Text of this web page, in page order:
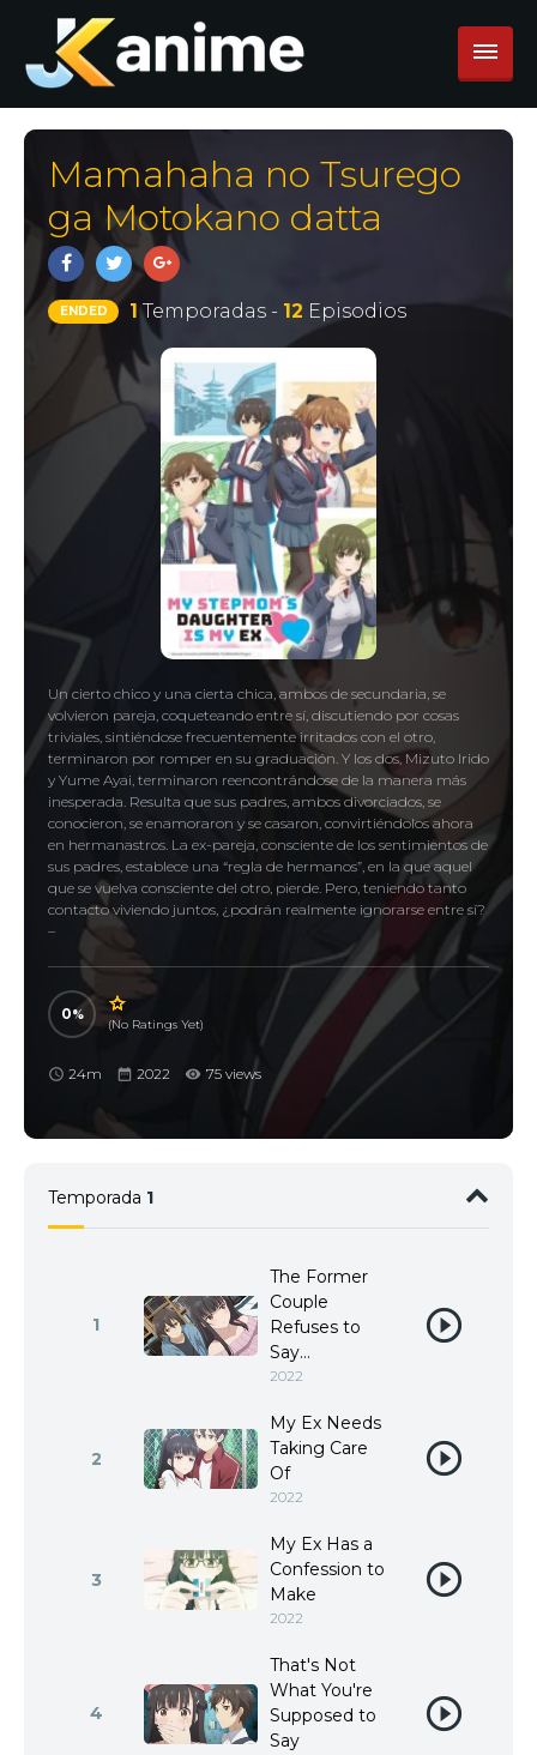
Mamahaha no Tsurego
ga Motokano datta
ENDED 1Temporadas - 12 Episodios
Un cierto chico y una cierta chica, ambos de secundaria, se
volvieron pareja, coqueteando entre sí, discutiendo por cosas
triviales, sintiéndose frecuentemente irritados con el otro,
terminaron por romper en su graduación. Y los dos, Mizuto Irido
y Yume Ayai, terminaron reencontrándose de la manera más
inesperada. Resulta que sus padres, ambos divorciados, se
conocieron, se enamoraron y se casaron, convirtiéndolos ahora
en hermanastros. La ex-pareja, consciente de los sentimientos de
sus padres, establece una “regla de hermanos”, en la que aquel
que se vuelva consciente del otro, pierde. Pero, teniendo tanto
contacto viviendo juntos, ¿podrán realmente ignorarse entre sí?
–
0
(No Ratings Yet)
24m 2022 75 views
Temporada 1
1
The Former
Couple
Refuses to
Say...
2022
2
My Ex Needs
Taking Care
Of
2022
3
My Ex Has a
Confession to
Make
2022
4
That's Not
What You're
Supposed to
Say